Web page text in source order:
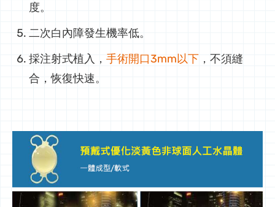
度。
二次白內障發生機率低。
採注射式植入， 手術開口3mm以下 ，不須縫
合，恢復快速。